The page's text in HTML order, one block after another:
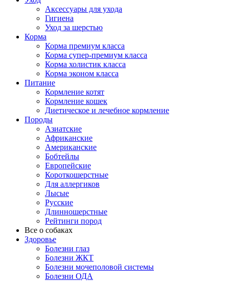
Аксессуары для ухода
Гигиена
Уход за шерстью
Корма
Корма премиум класса
Корма супер-премиум класса
Корма холистик класса
Корма эконом класса
Питание
Кормление котят
Кормление кошек
Диетическое и лечебное кормление
Породы
Азиатские
Африканские
Американские
Бобтейлы
Европейские
Короткошерстные
Для аллергиков
Лысые
Русские
Длинношерстные
Рейтинги пород
Все о собаках
Здоровье
Болезни глаз
Болезни ЖКТ
Болезни мочеполовой системы
Болезни ОДА